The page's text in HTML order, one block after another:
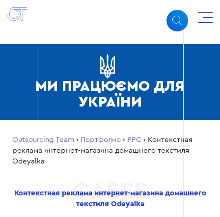
МИ ПРАЦЮЄМО ДЛЯ
УКРАЇНИ
Outsourcing Team › Портфолио › PPC › Контекстная
реклама интернет-магазина домашнего текстиля
Odeyalka
Контекстная реклама интернет-магазина домашнего
текстиля Odeyalka